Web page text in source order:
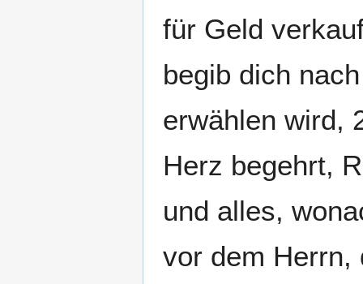
für Geld
begib dich
erwählen wird,
Herz begehrt,
und alles,
vor dem Herrn,